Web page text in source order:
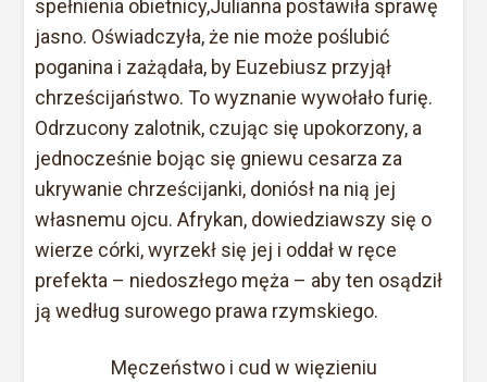
spełnienia obietnicy,Julianna postawiła sprawę
jasno. Oświadczyła, że nie może poślubić
poganina i zażądała, by Euzebiusz przyjął
chrześcijaństwo. To wyznanie wywołało furię.
Odrzucony zalotnik, czując się upokorzony, a
jednocześnie bojąc się gniewu cesarza za
ukrywanie chrześcijanki, doniósł na nią jej
własnemu ojcu. Afrykan, dowiedziawszy się o
wierze córki, wyrzekł się jej i oddał w ręce
prefekta – niedoszłego męża – aby ten osądził
ją według surowego prawa rzymskiego.
Męczeństwo i cud w więzieniu